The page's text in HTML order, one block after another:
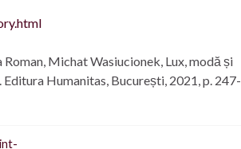
Michat Wasiucionek, Lux, modă și
Humanitas, București, 2021, p. 247-